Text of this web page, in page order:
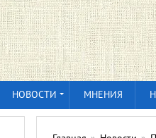
НОВОСТИ МНЕНИЯ